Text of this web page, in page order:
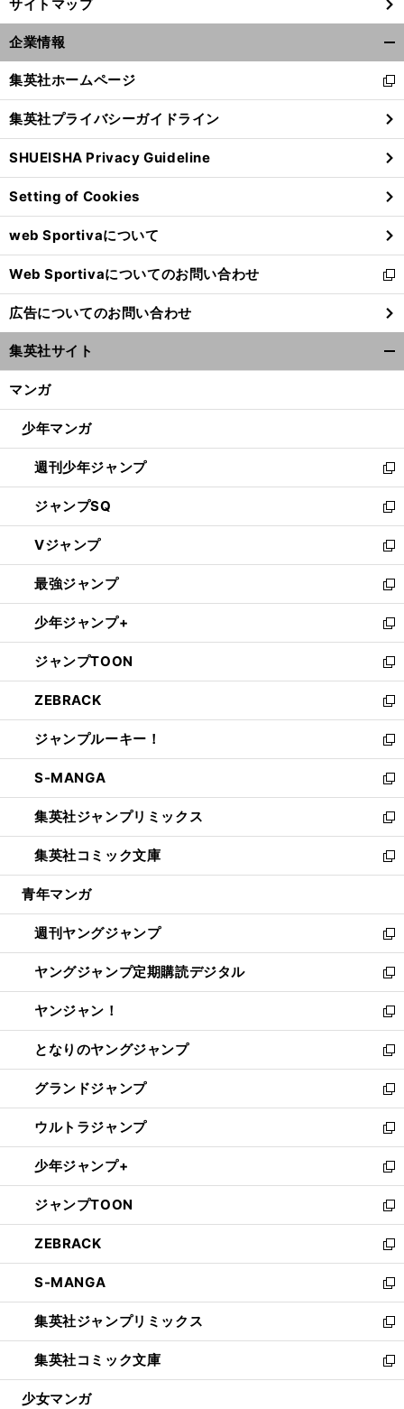
サイトマップ
企業情報
閉
る
集英社ホームページ
新
し
い
ウ
ィ
ン
ド
ウ
で
開
く
集英社プライバシーガイドライン
SHUEISHA Privacy Guideline
Setting of Cookies
web Sportivaについて
Web Sportivaについてのお問い合わせ
新
し
い
ウ
ィ
ン
ウ
開
く
広告についてのお問い合わせ
集英社サイト
マンガ
少年マンガ
週刊少年ジャンプ
新
し
い
ウ
ィ
ン
ド
ウ
で
開
く
ジャンプSQ
新
し
い
ウ
ィ
ン
ド
ウ
で
開
く
Vジャンプ
新
し
い
ウ
ィ
ン
ド
ウ
で
開
く
最強ジャンプ
新
し
い
ウ
ィ
ン
ド
ウ
で
開
く
少年ジャンプ+
新
し
い
ウ
ィ
ン
ド
ウ
で
開
く
ジャンプTOON
新
し
い
ウ
ィ
ン
ド
ウ
で
開
く
ZEBRACK
新
し
い
ウ
ィ
ン
ド
ウ
で
開
ジャンプルーキー！
新
し
い
ウ
ィ
ン
ド
ウ
開
く
S-MANGA
新
し
い
ウ
ィ
ン
ウ
で
開
く
集英社ジャンプリミックス
新
し
い
ウ
ン
ド
ウ
で
開
く
集英社コミック文庫
新
し
ウ
ィ
ン
ド
ウ
で
開
く
青年マンガ
週刊ヤングジャンプ
新
し
い
ウ
ィ
ン
ド
ウ
で
開
く
ヤングジャンプ定期購読デジタル
新
し
い
ウ
ィ
ン
ド
ウ
で
開
く
ヤンジャン！
新
し
い
ウ
ィ
ン
ド
ウ
で
開
く
となりのヤングジャンプ
新
し
い
ウ
ィ
ン
ド
ウ
で
開
く
グランドジャンプ
新
し
い
ウ
ィ
ン
ド
ウ
で
開
く
ウルトラジャンプ
新
し
い
ウ
ィ
ン
ド
ウ
で
開
く
少年ジャンプ+
新
し
い
ウ
ィ
ン
ド
ウ
で
開
く
ジャンプTOON
新
し
い
ウ
ィ
ン
ド
ウ
で
開
ZEBRACK
新
し
い
ウ
ィ
ン
ド
ウ
S-MANGA
新
し
い
ウ
ィ
ン
集英社ジャンプリミックス
新
し
い
ウ
集英社コミック文庫
新
し
少女マンガ